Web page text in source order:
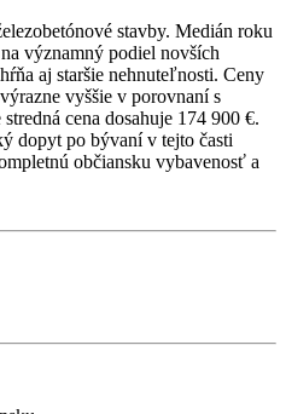
stavby. Medián roku
významný podiel novších
aj staršie nehnuteľnosti. Ceny
vyššie v porovnaní s
cena dosahuje 174 900 €.
dopyt po bývaní v tejto časti
občiansku vybavenosť a